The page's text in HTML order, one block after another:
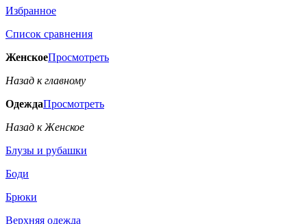
Избранное
Список сравнения
ЖенскоеПросмотреть
Назад к главному
ОдеждаПросмотреть
Назад к Женское
Блузы и рубашки
Боди
Брюки
Верхняя одежда